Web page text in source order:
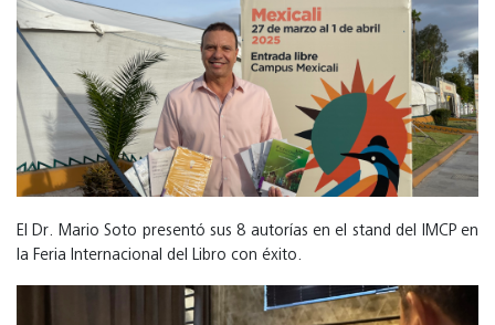
El Dr. Mario Soto presentó sus 8 autorías en el stand del IMCP en
la Feria Internacional del Libro con éxito.